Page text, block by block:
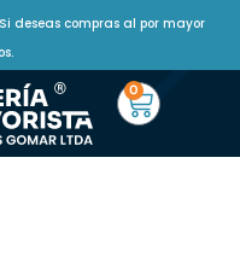
deseas compras al por mayor
0